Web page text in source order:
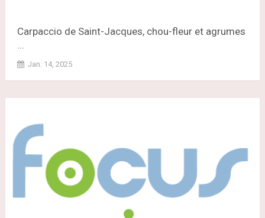
Carpaccio de Saint-Jacques, chou-fleur et agrumes
...
Jan. 14, 2025